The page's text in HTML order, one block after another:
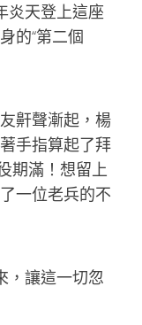
炎天登上這座
的“第二個
鼾聲漸起，楊
手指算起了拜
期滿！想留上
一位老兵的不
，讓這一切忽